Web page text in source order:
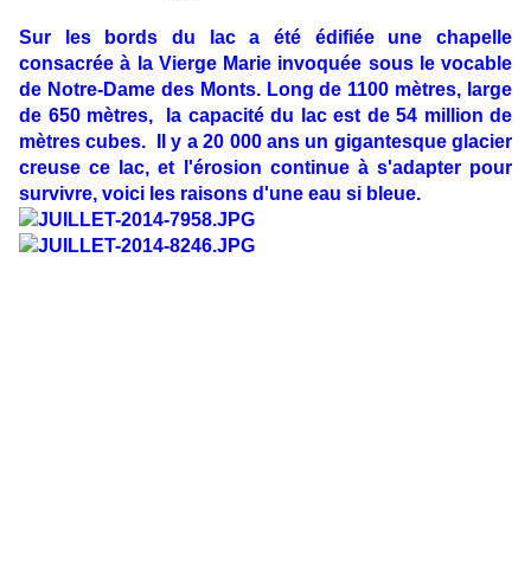
Sur les bords du lac a été édifiée une chapelle
consacrée à la Vierge Marie invoquée sous le vocable
de Notre-Dame des Monts. Long de 1100 mètres, large
de 650 mètres, la capacité du lac est de 54 million de
mètres cubes. Il y a 20 000 ans un gigantesque glacier
creuse ce lac, et l'érosion continue à s'adapter pour
survivre, voici les raisons d'une eau si bleue.